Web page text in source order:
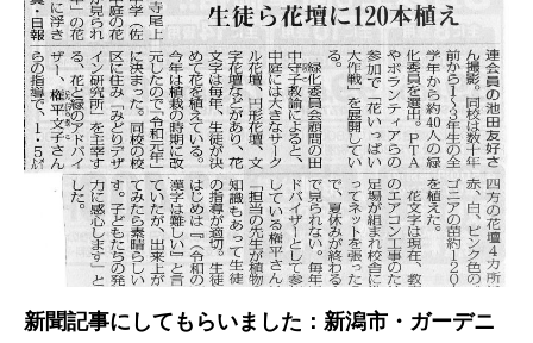
新聞記事にしてもらいました：新潟市・ガーデニ